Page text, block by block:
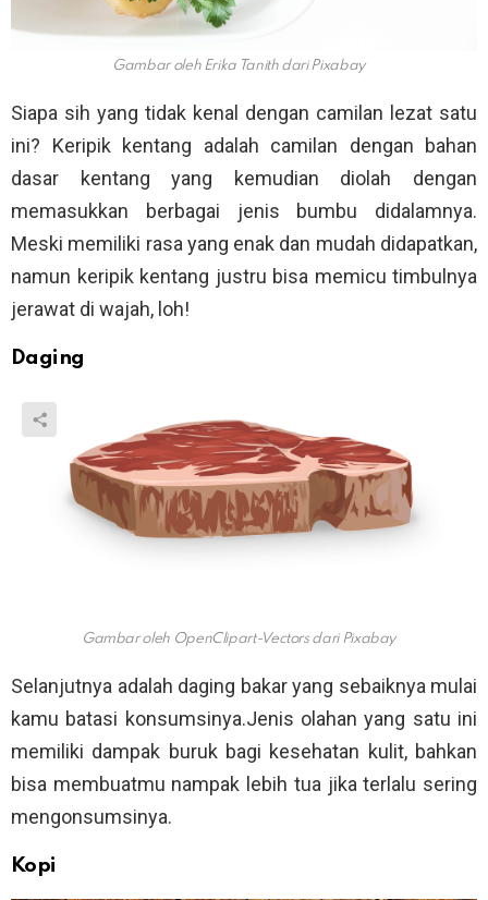
Gambar oleh Erika Tanith dari Pixabay
Siapa sih yang tidak kenal dengan camilan lezat satu
ini? Keripik kentang adalah camilan dengan bahan
dasar kentang yang kemudian diolah dengan
memasukkan berbagai jenis bumbu didalamnya.
Meski memiliki rasa yang enak dan mudah didapatkan,
namun keripik kentang justru bisa memicu timbulnya
jerawat di wajah, loh!
Daging
Gambar oleh OpenClipart-Vectors dari Pixabay
Selanjutnya adalah daging bakar yang sebaiknya mulai
kamu batasi konsumsinya.Jenis olahan yang satu ini
memiliki dampak buruk bagi kesehatan kulit, bahkan
bisa membuatmu nampak lebih tua jika terlalu sering
mengonsumsinya.
Kopi